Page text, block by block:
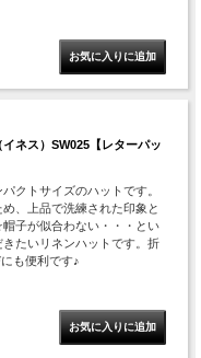
ネス）SW025【レターパッ
クトサイズのハットです。
、上品で洗練された印象と
子が似合わない・・・とい
たいリネンハットです。折
も便利です♪